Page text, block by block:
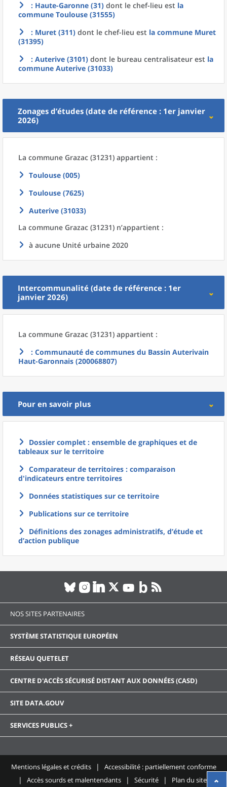
: Haute-Garonne (31) dont le chef-lieu est la
commune Toulouse (31555)
: Muret (311) dont le chef-lieu est la commune Muret
(31395)
: Auterive (3101) dont le bureau centralisateur est la
commune Auterive (31033)
Zonages d’études (date de référence : 1er janvier
2026)
La commune Grazac (31231) appartient :
Toulouse (005)
Toulouse (7625)
Auterive (31033)
La commune Grazac (31231) n’appartient :
à aucune Unité urbaine 2020
Intercommunalité (date de référence : 1er
janvier 2026)
La commune Grazac (31231) appartient :
: Communauté de communes du Bassin Auterivain
Haut-Garonnais (200068807)
Pour en savoir plus
Dossier complet : ensemble de graphiques et de
tableaux sur le territoire
Comparateur de territoires : comparaison
d'indicateurs entre territoires
Données statistiques sur ce territoire
Publications sur ce territoire
Définitions des zonages administratifs, d’étude et
d’action publique
NOS SITES PARTENAIRES
SYSTÈME STATISTIQUE EUROPÉEN
RÉSEAU QUETELET
CENTRE D'ACCÈS SÉCURISÉ DISTANT AUX DONNÉES (CASD)
SITE DATA.GOUV
SERVICES PUBLICS +
Mentions légales et crédits
Accessibilité : partiellement conforme
Accès sourds et malentendants
Sécurité Plan du site